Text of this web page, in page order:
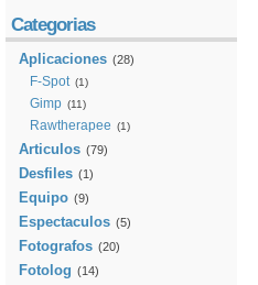
Categorias
Aplicaciones (28)
F-Spot (1)
Gimp (11)
Rawtherapee (1)
Articulos (79)
Desfiles (1)
Equipo (9)
Espectaculos (5)
Fotografos (20)
Fotolog (14)